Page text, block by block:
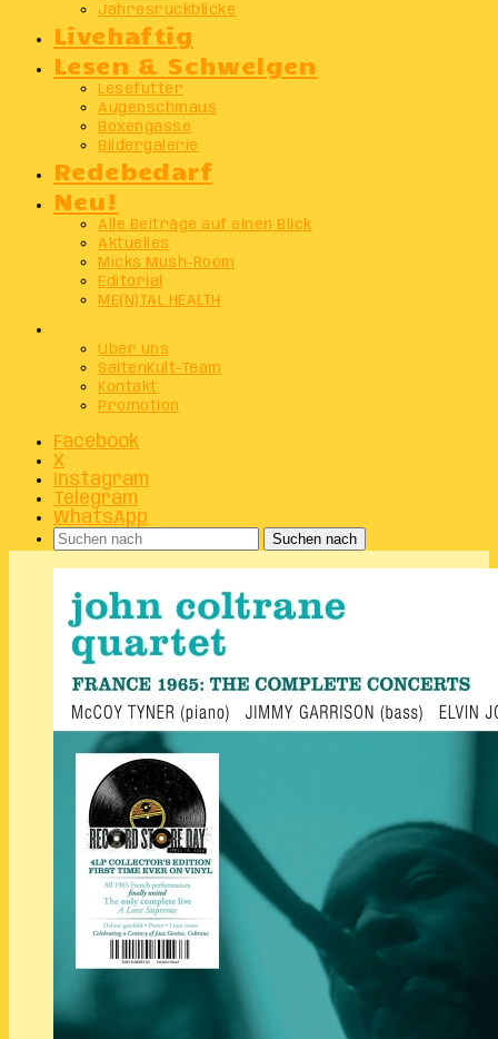
Jahresrückblicke
Livehaftig
Lesen & Schwelgen
Lesefutter
Augenschmaus
Boxengasse
Bildergalerie
Redebedarf
Neu!
Alle Beiträge auf einen Blick
Aktuelles
Micks Mush-Room
Editorial
ME(N)TAL HEALTH
Über uns
SaitenKult-Team
Kontakt
Promotion
Facebook
X
Instagram
Telegram
WhatsApp
Suchen nach